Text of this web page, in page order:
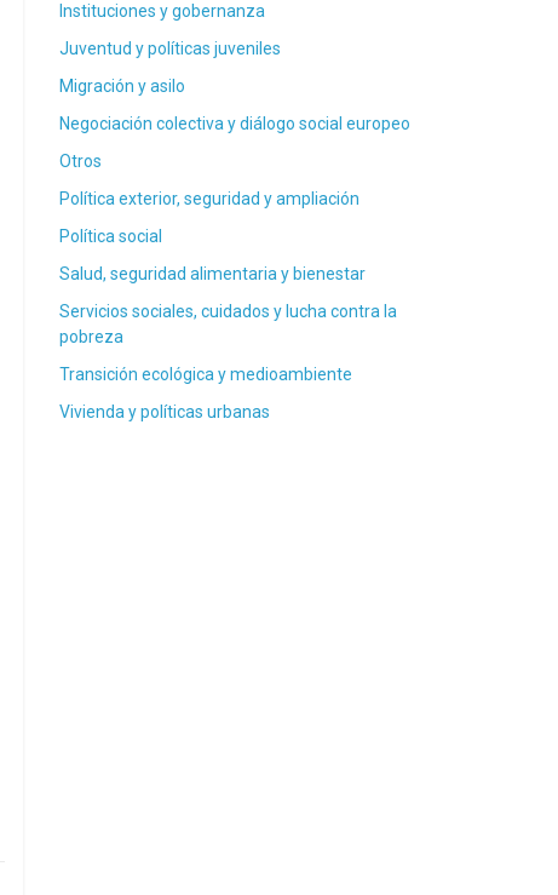
Instituciones y gobernanza
Juventud y políticas juveniles
Migración y asilo
Negociación colectiva y diálogo social europeo
Otros
Política exterior, seguridad y ampliación
Política social
Salud, seguridad alimentaria y bienestar
Servicios sociales, cuidados y lucha contra la
pobreza
Transición ecológica y medioambiente
Vivienda y políticas urbanas